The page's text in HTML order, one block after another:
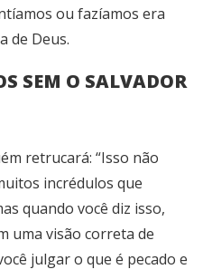
ou fazíamos era
de Deus.
SEM O SALVADOR
retrucará: “Isso não
incrédulos que
quando você diz isso,
uma visão correta de
julgar o que é pecado e